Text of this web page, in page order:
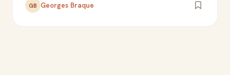
GB Georges Braque